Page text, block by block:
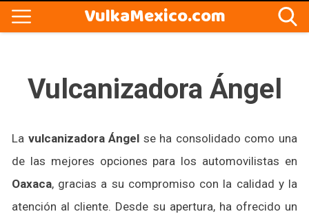
VulkaMexico.com
Vulcanizadora Ángel
La vulcanizadora Ángel se ha consolidado como una
de las mejores opciones para los automovilistas en
Oaxaca, gracias a su compromiso con la calidad y la
atención al cliente. Desde su apertura, ha ofrecido un